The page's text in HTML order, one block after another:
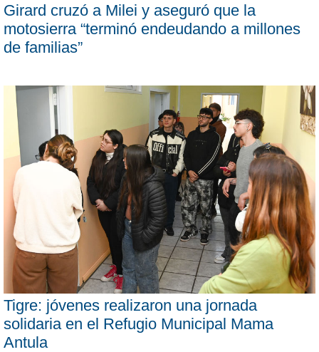
Girard cruzó a Milei y aseguró que la
motosierra “terminó endeudando a millones
de familias”
Tigre: jóvenes realizaron una jornada
solidaria en el Refugio Municipal Mama
Antula